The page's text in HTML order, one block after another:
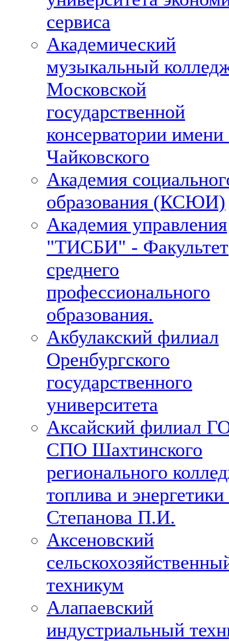
сервиса
Академический
музыкальный
Московской
государственной
консерватории
Чайковского
Академия
образования (КСЮИ)
Академия управления
"ТИСБИ" - Факультет
среднего
профессионального
образования.
Акбулакский филиал
Оренбургского
государственного
университета
Аксайский филиал
СПО Шахтинского
регионального
топлива и
Степанова П.И.
Аксеновский
техникум
Алапаевский
индустриальный